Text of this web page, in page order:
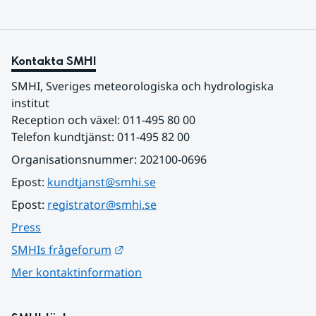
Kontakta SMHI
SMHI, Sveriges meteorologiska och hydrologiska
institut
Reception och växel: 011-495 80 00
Telefon kundtjänst: 011-495 82 00
Organisationsnummer: 202100-0696
Epost: kundtjanst@smhi.se
Epost: registrator@smhi.se
Press
SMHIs frågeforum
Mer kontaktinformation